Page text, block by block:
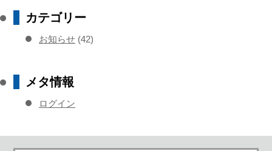
カテゴリー
お知らせ (42)
メタ情報
ログイン